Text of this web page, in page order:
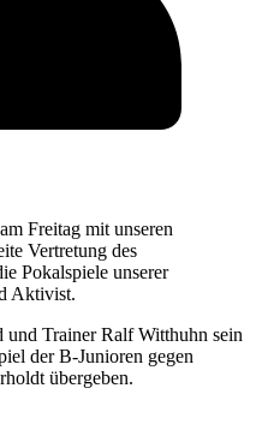
Freitag mit unseren
Vertretung des
Pokalspiele unserer
Aktivist.
und Trainer Ralf Witthuhn sein
der B-Junioren gegen
übergeben.